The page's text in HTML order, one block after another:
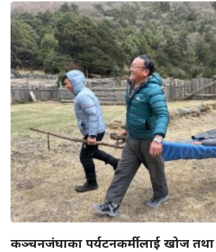
कञ्चनजंघाका पर्यटनकर्मीलाई खोज तथा